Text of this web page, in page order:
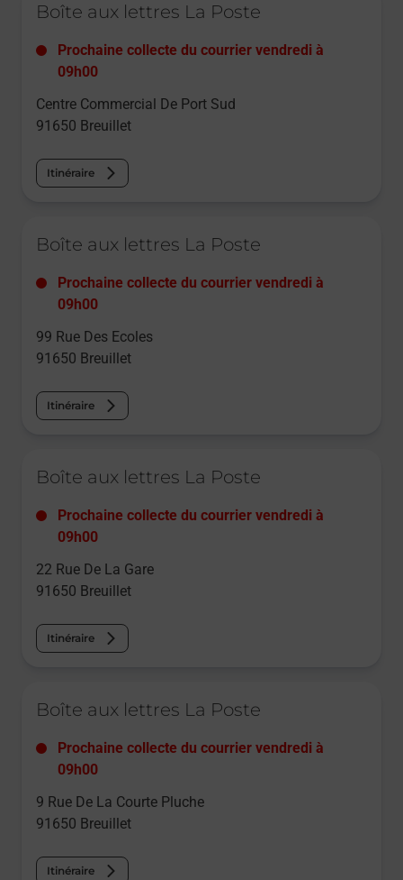
Boîte aux lettres La Poste
Prochaine collecte du courrier vendredi à
09h00
Centre Commercial De Port Sud
91650 Breuillet
Itinéraire
Boîte aux lettres La Poste
Prochaine collecte du courrier vendredi à
09h00
99 Rue Des Ecoles
91650 Breuillet
Itinéraire
Boîte aux lettres La Poste
Prochaine collecte du courrier vendredi à
09h00
22 Rue De La Gare
91650 Breuillet
Itinéraire
Boîte aux lettres La Poste
Prochaine collecte du courrier vendredi à
09h00
9 Rue De La Courte Pluche
91650 Breuillet
Itinéraire